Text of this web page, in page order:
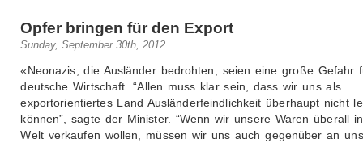
Opfer bringen für den Export
Sunday, September 30th, 2012
«Neonazis, die Ausländer bedrohten, seien eine große Gefahr
deutsche Wirtschaft. “Allen muss klar sein, dass wir uns als
exportorientiertes Land Ausländerfeindlichkeit überhaupt nicht
können”, sagte der Minister. “Wenn wir unsere Waren überall
Welt verkaufen wollen, müssen wir uns auch gegenüber an